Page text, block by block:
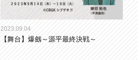
2023.09.04
【舞台】爆劔～源平最終決戦～